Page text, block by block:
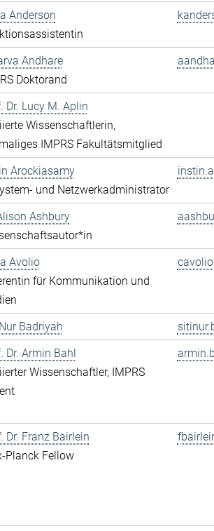
Anderson
Andhare
Doktorand
Dr. Lucy M. Aplin
Wissenschaftlerin,
IMPRS Fakultätsmitglied
Arockiasamy
und Netzwerkadministrator
Ashbury
Avolio
für Kommunikation und
Badriyah
Dr. Armin Bahl
Wissenschaftler, IMPRS
Dr. Franz Bairlein
Planck Fellow